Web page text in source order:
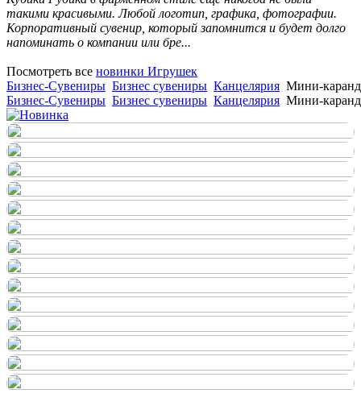
такими красивыми. Любой логотип, графика, фотографии.
Корпоративный сувенир, который запомнится и будет долго
напоминать о компании или бре...
Посмотреть все новинки Игрушек
Бизнес-Сувениры Бизнес сувениры Канцелярия Мини-
Бизнес-Сувениры Бизнес сувениры Канцелярия Мини-